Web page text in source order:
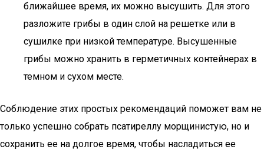
ближайшее время, их можно высушить. Для этого
разложите грибы в один слой на решетке или в
сушилке при низкой температуре. Высушенные
грибы можно хранить в герметичных контейнерах в
темном и сухом месте.
Соблюдение этих простых рекомендаций поможет вам не
только успешно собрать псатиреллу морщинистую, но и
сохранить ее на долгое время, чтобы насладиться ее